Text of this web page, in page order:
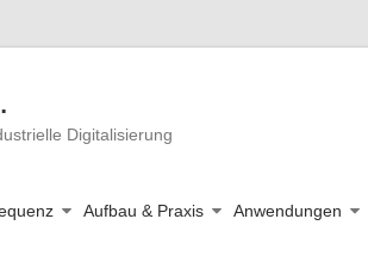
Digitalisierung
Aufbau & Praxis Anwendungen